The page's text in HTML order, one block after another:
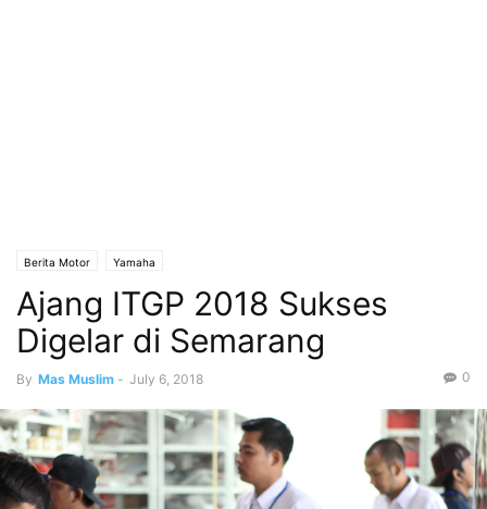
Berita Motor Yamaha
Ajang ITGP 2018 Sukses
Digelar di Semarang
By Mas Muslim - July 6, 2018 0